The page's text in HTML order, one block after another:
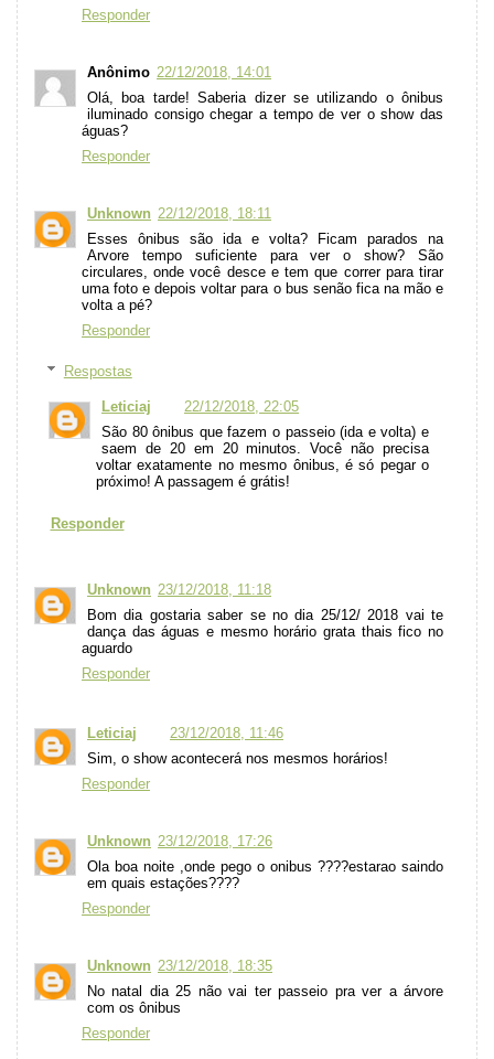
Responder
Anônimo 22/12/2018, 14:01
Olá, boa tarde! Saberia dizer se utilizando o ônibus
iluminado consigo chegar a tempo de ver o show das
águas?
Responder
Unknown 22/12/2018, 18:11
Esses ônibus são ida e volta? Ficam parados na
Arvore tempo suficiente para ver o show? São
circulares, onde você desce e tem que correr para tirar
uma foto e depois voltar para o bus senão fica na mão e
volta a pé?
Responder
Respostas
Leticiaj
22/12/2018, 22:05
São 80 ônibus que fazem o passeio (ida e volta) e
saem de 20 em 20 minutos. Você não precisa
voltar exatamente no mesmo ônibus, é só pegar o
próximo! A passagem é grátis!
Responder
Unknown 23/12/2018, 11:18
Bom dia gostaria saber se no dia 25/12/ 2018 vai te
dança das águas e mesmo horário grata thais fico no
aguardo
Responder
Leticiaj
23/12/2018, 11:46
Sim, o show acontecerá nos mesmos horários!
Responder
Unknown 23/12/2018, 17:26
Ola boa noite ,onde pego o onibus ????estarao saindo
em quais estações????
Responder
Unknown 23/12/2018, 18:35
No natal dia 25 não vai ter passeio pra ver a árvore
com os ônibus
Responder